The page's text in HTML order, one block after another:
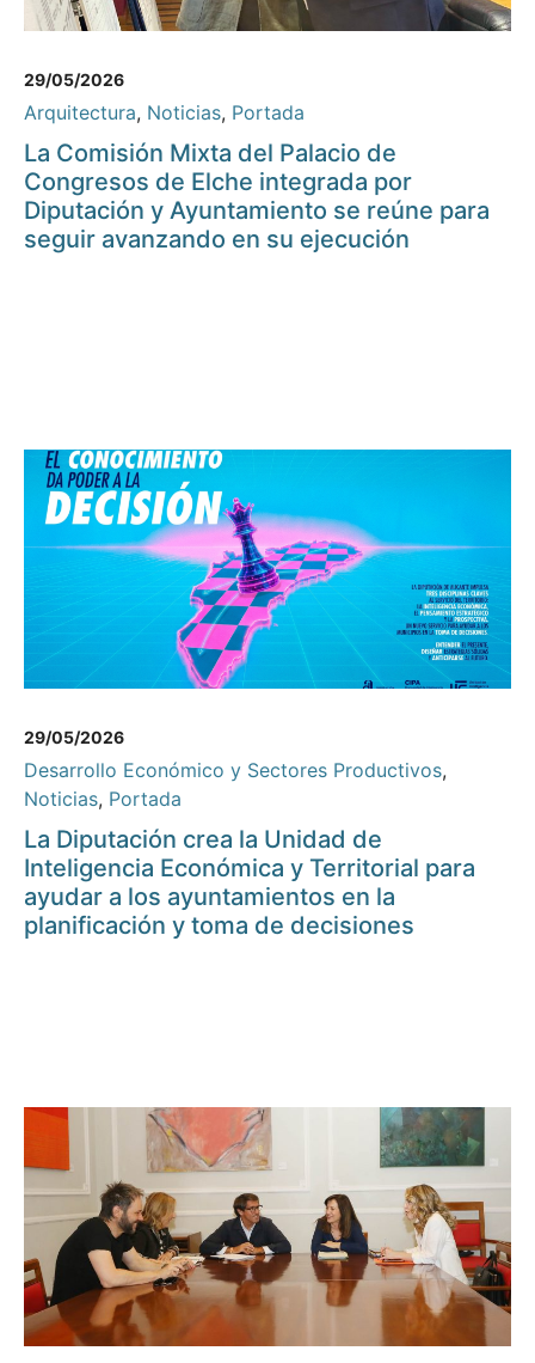
29/05/2026
Arquitectura, Noticias, Portada
La Comisión Mixta del Palacio de
Congresos de Elche integrada por
Diputación y Ayuntamiento se reúne para
seguir avanzando en su ejecución
29/05/2026
Desarrollo Económico y Sectores Productivos,
Noticias, Portada
La Diputación crea la Unidad de
Inteligencia Económica y Territorial para
ayudar a los ayuntamientos en la
planificación y toma de decisiones